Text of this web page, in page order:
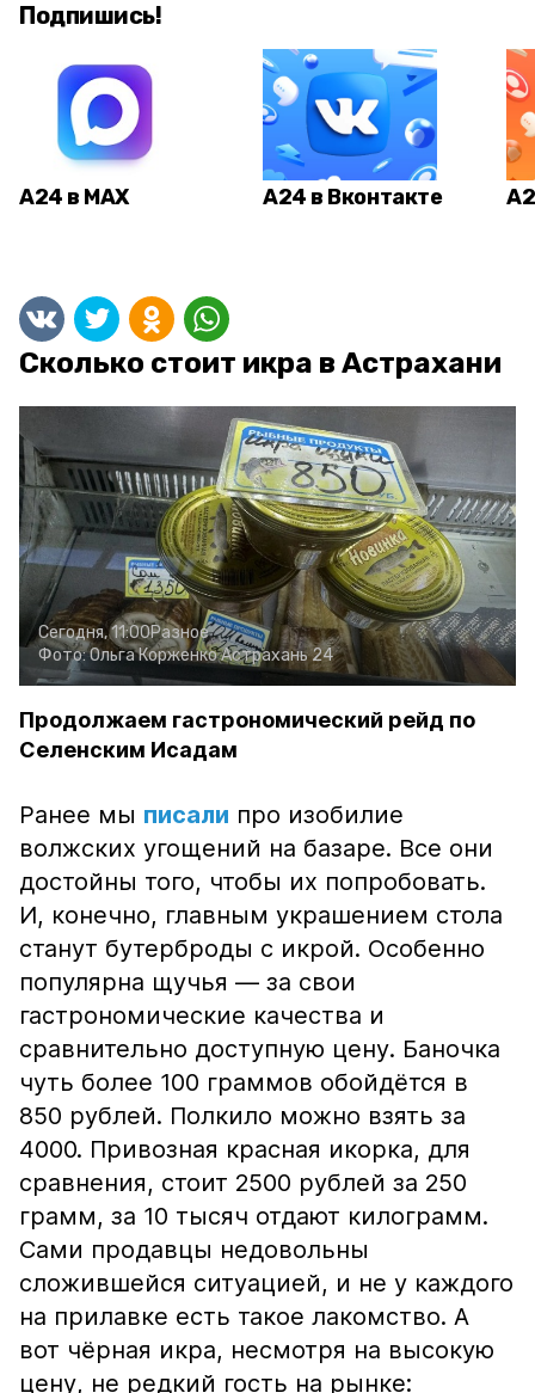
Подпишись!
А24 в MAX А24 в Вконтакте
Сколько стоит икра в Астрахани
Сегодня, 11:00Разное
Фото:Ольга КорженкоАстрахань 24
Продолжаем гастрономический рейд по
Селенским Исадам
Ранее мы писали про изобилие
волжских угощений на базаре. Все они
достойны того, чтобы их попробовать.
И, конечно, главным украшением стола
станут бутерброды с икрой. Особенно
популярна щучья — за свои
гастрономические качества и
сравнительно доступную цену. Баночка
чуть более 100 граммов обойдётся в
850 рублей. Полкило можно взять за
4000. Привозная красная икорка, для
сравнения, стоит 2500 рублей за 250
грамм, за 10 тысяч отдают килограмм.
Сами продавцы недовольны
сложившейся ситуацией, и не у каждого
на прилавке есть такое лакомство. А
вот чёрная икра, несмотря на высокую
цену, не редкий гость на рынке: